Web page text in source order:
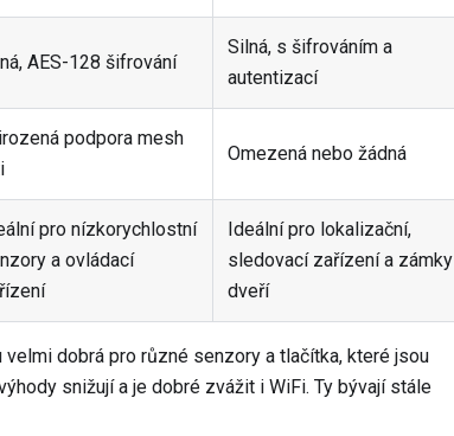
AES-128 šifrování
Silná, s šifrováním a
autentizací
podpora mesh
Omezená nebo žádná
pro nízkorychlostní
a ovládací
Ideální pro lokalizační,
sledovací zařízení a zámky
dveří
dobrá pro různé senzory a tlačítka, které jsou
snižují a je dobré zvážit i WiFi. Ty bývají stále